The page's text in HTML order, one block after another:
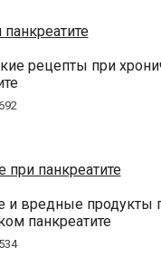
рецепты при
и вредные продукты
панкреатите
534